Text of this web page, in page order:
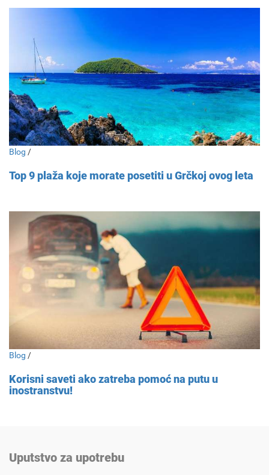
Blog /
Top 9 plaža koje morate posetiti u Grčkoj ovog leta
Blog /
Korisni saveti ako zatreba pomoć na putu u
inostranstvu!
Uputstvo za upotrebu